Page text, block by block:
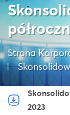
Strona
2023